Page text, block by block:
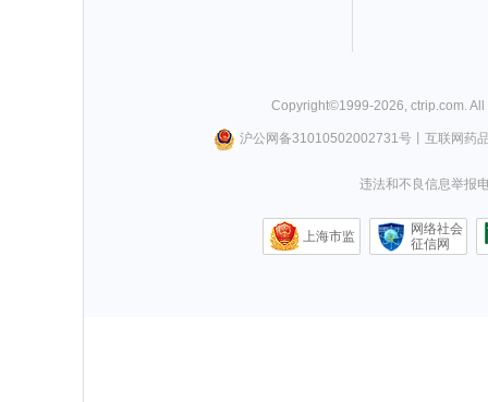
Copyright©1999-2026 ctrip.com .
沪公网备31010502002731号丨 互联网药
违法和不良信息举报
上海市监
网络社会
征信网